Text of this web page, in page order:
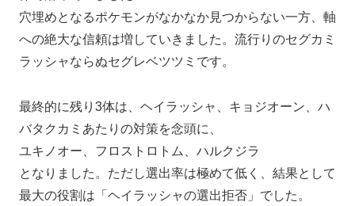
穴埋めとなるポケモンがなかなか見つからない一方、軸
への絶大な信頼は増していきました。流行りのセグカミ
ラッシャならぬセグレベツツミです。
最終的に残り3体は、ヘイラッシャ、キョジオーン、ハ
バタクカミあたりの対策を念頭に、
ユキノオー、フロストロトム、ハルクジラ
となりました。ただし選出率は極めて低く、結果として
最大の役割は「ヘイラッシャの選出拒否」でした。